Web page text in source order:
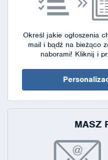
Określ jakie ogłoszenia
mail i bądź na bieżąco
naborami! Kliknij i
MASZ